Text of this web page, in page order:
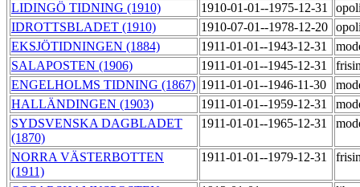
LIDINGÖ TIDNING (1910) 1910-01-01--1975-12-31
IDROTTSBLADET (1910)
1910-07-01--1978-12-20
EKSJÖTIDNINGEN (1884)
1911-01-01--1943-12-31
SALAPOSTEN (1906)
1911-01-01--1945-12-31
ENGELHOLMS TIDNING (1867) 1911-01-01--1946-11-30
HALLÄNDINGEN (1903)
1911-01-01--1959-12-31
SYDSVENSKA DAGBLADET
(1870)
1911-01-01--1965-12-31
NORRA VÄSTERBOTTEN
(1911)
1911-01-01--1979-12-31